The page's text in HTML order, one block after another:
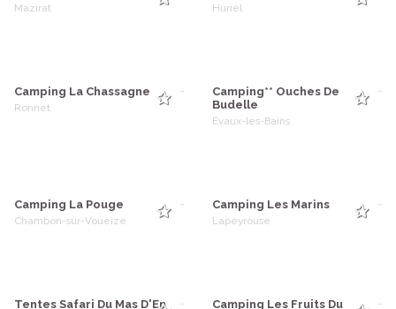
Mazirat Huriel
-
Camping La Chassagne
Ronnet
-
Camping** Ouches De
Budelle
Évaux-les-Bains
-
Camping La Pouge
Chambon-sur-Voueize
-
Camping Les Marins
Lapeyrouse
-
Tentes Safari Du Mas D'En -
Camping Les Fruits Du